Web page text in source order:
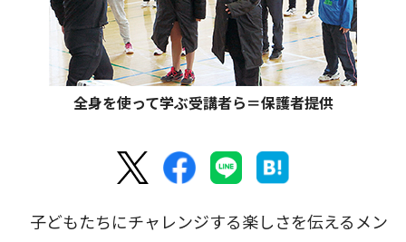
全身を使って学ぶ受講者ら＝保護者提供
子どもたちにチャレンジする楽しさを伝えるメン